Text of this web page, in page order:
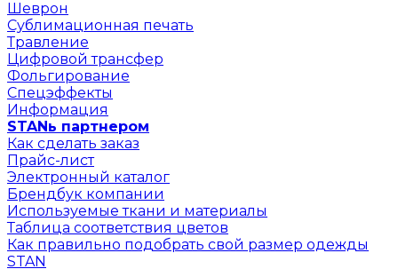
Шеврон
Сублимационная печать
Травление
Цифровой трансфер
Фольгирование
Спецэффекты
Информация
STANь партнером
Как сделать заказ
Прайс-лист
Электронный каталог
Брендбук компании
Используемые ткани и материалы
Таблица соответствия цветов
Как правильно подобрать свой размер одежды
STAN